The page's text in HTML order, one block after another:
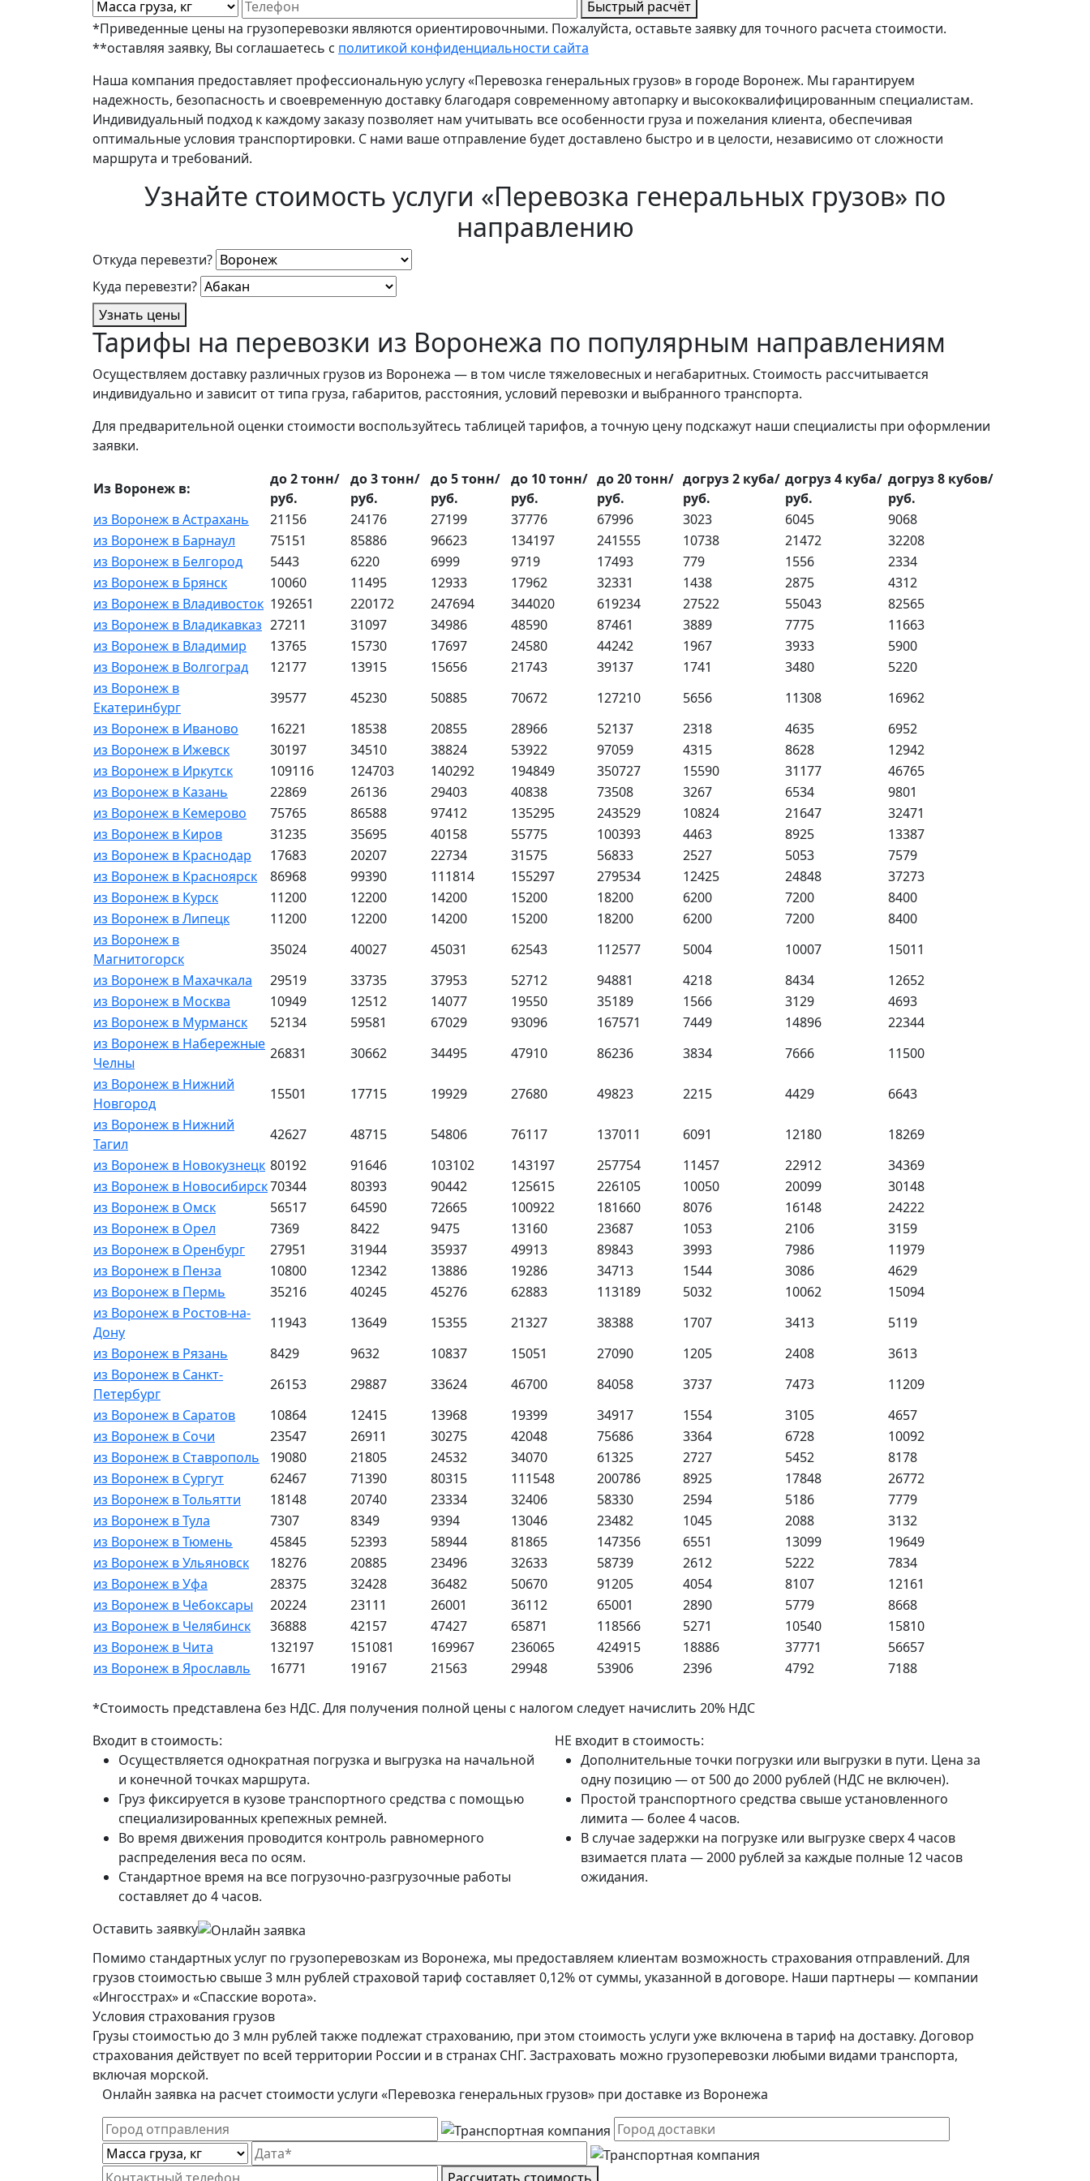
Быстрый расчёт
*Приведенные цены на грузоперевозки являются ориентировочными. Пожалуйста, оставьте заявку для точного расчета стоимости.
**оставляя заявку, Вы соглашаетесь с политикой конфиденциальности сайта
Наша компания предоставляет профессиональную услугу «Перевозка генеральных грузов» в городе Воронеж. Мы гарантируем
надежность, безопасность и своевременную доставку благодаря современному автопарку и высококвалифицированным специалистам.
Индивидуальный подход к каждому заказу позволяет нам учитывать все особенности груза и пожелания клиента, обеспечивая
оптимальные условия транспортировки. С нами ваше отправление будет доставлено быстро и в целости, независимо от сложности
маршрута и требований.
Узнайте стоимость услуги «Перевозка генеральных грузов» по
направлению
Откуда перевезти?
Куда перевезти?
Узнать цены
Тарифы на перевозки из Воронежа по популярным направлениям
Осуществляем доставку различных грузов из Воронежа — в том числе тяжеловесных и негабаритных. Стоимость рассчитывается
индивидуально и зависит от типа груза, габаритов, расстояния, условий перевозки и выбранного транспорта.
Для предварительной оценки стоимости воспользуйтесь таблицей тарифов, а точную цену подскажут наши специалисты при оформлении
заявки.
Из Воронеж в:
до 2 тонн/
руб.
до 3 тонн/
руб.
до 5 тонн/
руб.
до 10 тонн/
руб.
до 20 тонн/
руб.
догруз 2 куба/
руб.
догруз 4 куба/
руб.
догруз 8 кубов/
руб.
из Воронеж в Астрахань
21156 24176 27199 37776 67996 3023 6045
9068
из Воронеж в Барнаул
75151 85886 96623 134197 241555 10738 21472
32208
из Воронеж в Белгород
5443 6220 6999 9719 17493 779 1556
2334
из Воронеж в Брянск
10060 11495 12933 17962 32331 1438 2875
4312
из Воронеж в Владивосток 192651 220172 247694 344020 619234 27522 55043
82565
из Воронеж в Владикавказ 27211 31097 34986 48590 87461 3889 7775
11663
из Воронеж в Владимир
13765 15730 17697 24580 44242 1967 3933
5900
из Воронеж в Волгоград
12177 13915 15656 21743 39137 1741 3480
5220
из Воронеж в
Екатеринбург
39577 45230 50885 70672 127210 5656 11308
16962
из Воронеж в Иваново
16221 18538 20855 28966 52137 2318 4635
6952
из Воронеж в Ижевск
30197 34510 38824 53922 97059 4315 8628
12942
из Воронеж в Иркутск
109116 124703 140292 194849 350727 15590 31177
46765
из Воронеж в Казань
22869 26136 29403 40838 73508 3267 6534
9801
из Воронеж в Кемерово
75765 86588 97412 135295 243529 10824 21647
32471
из Воронеж в Киров
31235 35695 40158 55775 100393 4463 8925
13387
из Воронеж в Краснодар
17683 20207 22734 31575 56833 2527 5053
7579
из Воронеж в Красноярск
86968 99390 111814 155297 279534 12425 24848
37273
из Воронеж в Курск
11200 12200 14200 15200 18200 6200 7200
8400
из Воронеж в Липецк
11200 12200 14200 15200 18200 6200 7200
8400
из Воронеж в
Магнитогорск
35024 40027 45031 62543 112577 5004 10007
15011
из Воронеж в Махачкала
29519 33735 37953 52712 94881 4218 8434
12652
из Воронеж в Москва
10949 12512 14077 19550 35189 1566 3129
4693
из Воронеж в Мурманск
52134 59581 67029 93096 167571 7449 14896
22344
из Воронеж в Набережные
Челны
26831 30662 34495 47910 86236 3834 7666
11500
из Воронеж в Нижний
Новгород
15501 17715 19929 27680 49823 2215 4429
6643
из Воронеж в Нижний
Тагил
42627 48715 54806 76117 137011 6091 12180
18269
из Воронеж в Новокузнецк 80192 91646 103102 143197 257754 11457 22912
34369
из Воронеж в Новосибирск70344 80393 90442 125615 226105 10050 20099
30148
из Воронеж в Омск
56517 64590 72665 100922 181660 8076 16148
24222
из Воронеж в Орел
7369 8422 9475 13160 23687 1053 2106
3159
из Воронеж в Оренбург
27951 31944 35937 49913 89843 3993 7986
11979
из Воронеж в Пенза
10800 12342 13886 19286 34713 1544 3086
4629
из Воронеж в Пермь
35216 40245 45276 62883 113189 5032 10062
15094
из Воронеж в Ростов-на-
Дону
11943 13649 15355 21327 38388 1707 3413
5119
из Воронеж в Рязань
8429 9632 10837 15051 27090 1205 2408
3613
из Воронеж в Санкт-
Петербург
26153 29887 33624 46700 84058 3737 7473
11209
из Воронеж в Саратов
10864 12415 13968 19399 34917 1554 3105
4657
из Воронеж в Сочи
23547 26911 30275 42048 75686 3364 6728
10092
из Воронеж в Ставрополь
19080 21805 24532 34070 61325 2727 5452
8178
из Воронеж в Сургут
62467 71390 80315 111548 200786 8925 17848
26772
из Воронеж в Тольятти
18148 20740 23334 32406 58330 2594 5186
7779
из Воронеж в Тула
7307 8349 9394 13046 23482 1045 2088
3132
из Воронеж в Тюмень
45845 52393 58944 81865 147356 6551 13099
19649
из Воронеж в Ульяновск
18276 20885 23496 32633 58739 2612 5222
7834
из Воронеж в Уфа
28375 32428 36482 50670 91205 4054 8107
12161
из Воронеж в Чебоксары
20224 23111 26001 36112 65001 2890 5779
8668
из Воронеж в Челябинск
36888 42157 47427 65871 118566 5271 10540
15810
из Воронеж в Чита
132197 151081 169967 236065 424915 18886 37771
56657
из Воронеж в Ярославль
16771 19167 21563 29948 53906 2396 4792 7188
*Стоимость представлена без НДС. Для получения полной цены с налогом следует начислить 20% НДС
Входит в стоимость:
Осуществляется однократная погрузка и выгрузка на начальной
и конечной точках маршрута.
Груз фиксируется в кузове транспортного средства с помощью
специализированных крепежных ремней.
Во время движения проводится контроль равномерного
распределения веса по осям.
Стандартное время на все погрузочно-разгрузочные работы
составляет до 4 часов.
НЕ входит в стоимость:
Дополнительные точки погрузки или выгрузки в пути. Цена за
одну позицию — от 500 до 2000 рублей (НДС не включен).
Простой транспортного средства свыше установленного
лимита — более 4 часов.
В случае задержки на погрузке или выгрузке сверх 4 часов
взимается плата — 2000 рублей за каждые полные 12 часов
ожидания.
Оставить заявку
Помимо стандартных услуг по грузоперевозкам из Воронежа, мы предоставляем клиентам возможность страхования отправлений. Для
грузов стоимостью свыше 3 млн рублей страховой тариф составляет 0,12% от суммы, указанной в договоре. Наши партнеры — компании
«Ингосстрах» и «Спасские ворота».
Условия страхования грузов
Грузы стоимостью до 3 млн рублей также подлежат страхованию, при этом стоимость услуги уже включена в тариф на доставку. Договор
страхования действует по всей территории России и в странах СНГ. Застраховать можно грузоперевозки любыми видами транспорта,
включая морской.
Онлайн заявка на расчет стоимости услуги «Перевозка генеральных грузов» при доставке из Воронежа